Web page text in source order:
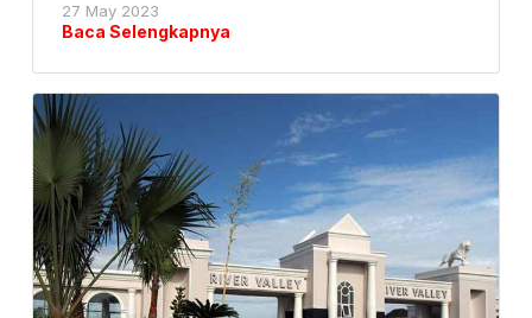
27 May 2023
Baca Selengkapnya